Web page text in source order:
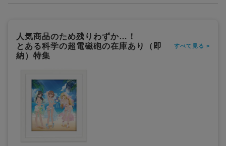
人気商品のため残りわずか…！
とある科学の超電磁砲の在庫あり（即
納）特集
すべて見る >